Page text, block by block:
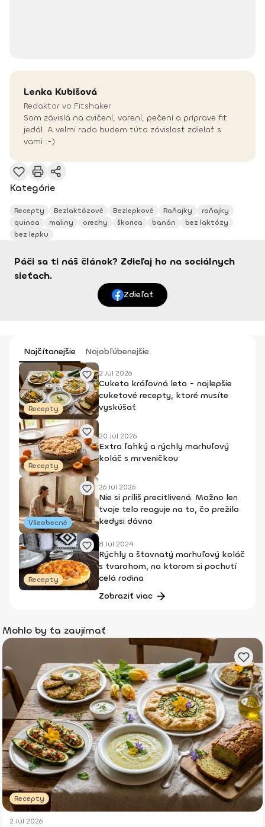
Lenka Kubišová
Redaktor vo Fitshaker
Som závislá na cvičení, varení, pečení a príprave fit
jedál. A veľmi rada budem túto závislosť zdielať s
vami :-)
Kategórie
Recepty Bezlaktózové Bezlepkové Raňajky
raňajky
quinoa
maliny orechy škorica banán
bez laktózy
bez lepku
Páči sa ti náš článok? Zdieľaj ho na sociálnych
sieťach.
Zdieľať
Najčítanejšie Najobľúbenejšie
Recepty
2 Júl 2026
Cuketa kráľovná leta - najlepšie
cuketové recepty, ktoré musíte
vyskúšať
Recepty
20 Júl 2026
Extra ľahký a rýchly marhuľový
koláč s mrveničkou
Všeobecné
26 Júl 2026
Nie si príliš precitlivená. Možno len
tvoje telo reaguje na to, čo prežilo
kedysi dávno
Recepty
8 Júl 2024
Rýchly a šťavnatý marhuľový koláč
s tvarohom, na ktorom si pochutí
celá rodina
Zobraziť viac
Mohlo by ťa zaujímať
Recepty
2 Júl 2026